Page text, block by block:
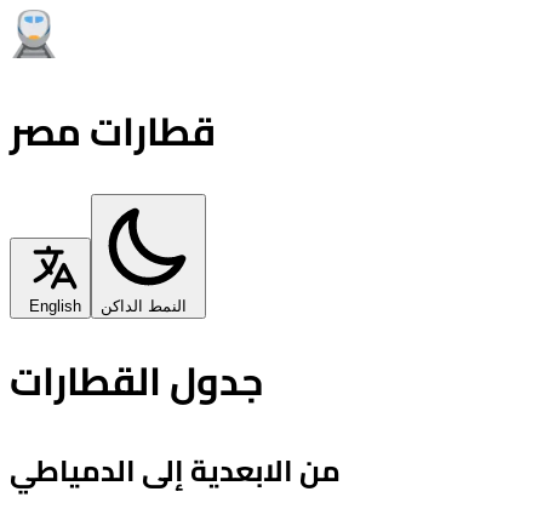
قطارات مصر
English النمط الداكن
جدول القطارات
من الابعدية إلى الدمياطي